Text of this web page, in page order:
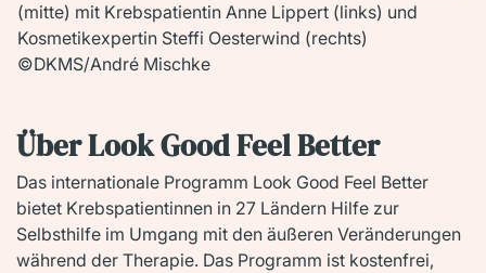
(mitte) mit Krebspatientin Anne Lippert (links) und
Kosmetikexpertin Steffi Oesterwind (rechts)
©DKMS/André Mischke
Über Look Good Feel Better
Das internationale Programm Look Good Feel Better
bietet Krebspatientinnen in 27 Ländern Hilfe zur
Selbsthilfe im Umgang mit den äußeren Veränderungen
während der Therapie. Das Programm ist kostenfrei,